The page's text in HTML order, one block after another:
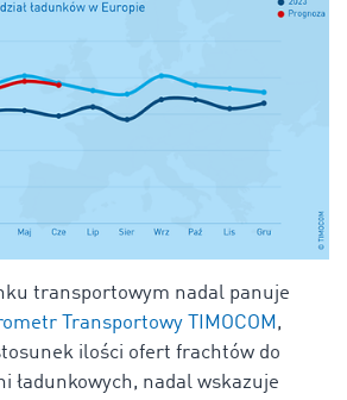
transportowym nadal panuje
Transportowy TIMOCOM ,
ilości ofert frachtów do
ładunkowych, nadal wskazuje